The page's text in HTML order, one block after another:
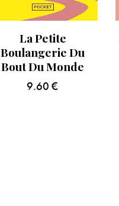
La Petite
Boulangerie Du
Bout Du Monde
9.60 €